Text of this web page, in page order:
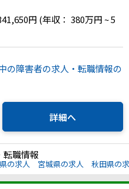
取県、岡山県、広島県、徳
、高知県、福岡県、大分
円 (年収： 380万円 ~ 5
の障害者の求人・転職情報の
詳細へ
転職情報
の求人 宮城県の求人 秋田県の